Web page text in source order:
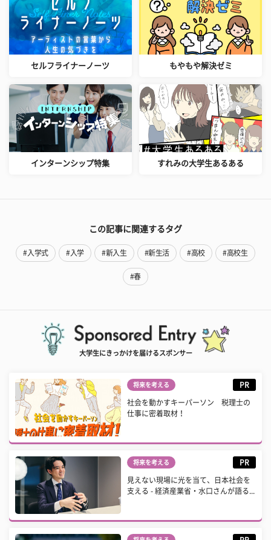
セルフライナーノーツ もやもや解決ゼミ
インターンシップ特集 すれみの大学生あるある
この記事に関連するタグ
#入学式 #入学 #新入生 #新生活 #高校 #高校生
#春
大学生にきっかけを届けるスポンサー
将来を考える PR
社会を動かすキーパーソン 税理士の
仕事に密着取材！
将来を考える PR
見えない現場に光を当て、日本社会を
支える - 経済産業省・水口さんが語る...